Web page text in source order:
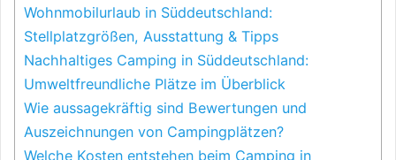
Wohnmobilurlaub in Süddeutschland:
Stellplatzgrößen, Ausstattung & Tipps
Nachhaltiges Camping in Süddeutschland:
Umweltfreundliche Plätze im Überblick
Wie aussagekräftig sind Bewertungen und
Auszeichnungen von Campingplätzen?
Welche Kosten entstehen beim Camping in